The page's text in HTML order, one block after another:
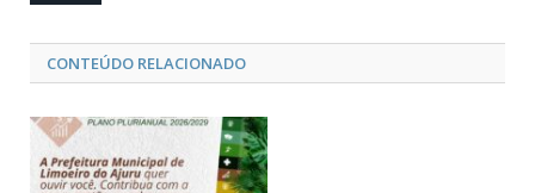
CONTEÚDO RELACIONADO